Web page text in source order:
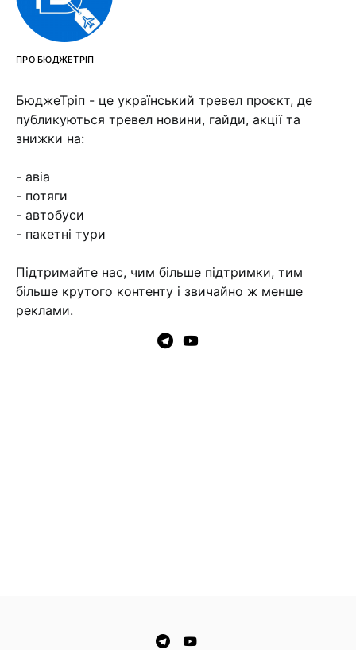
ПРО БЮДЖЕТРІП
БюджеТріп - це український тревел проєкт, де
публикуються тревел новини, гайди, акції та
знижки на:
- авіа
- потяги
- автобуси
- пакетні тури
Підтримайте нас, чим більше підтримки, тим
більше крутого контенту і звичайно ж менше
реклами.